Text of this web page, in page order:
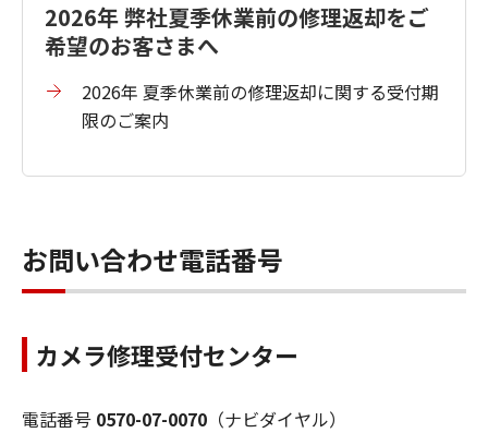
2026年 弊社夏季休業前の修理返却をご
希望のお客さまへ
2026年 夏季休業前の修理返却に関する受付期
限のご案内
お問い合わせ電話番号
カメラ修理受付センター
電話番号 0570-07-0070 （ナビダイヤル）